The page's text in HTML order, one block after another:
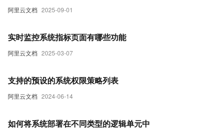
阿里云文档 2025-09-01
阿里云文档 2025-03-07
实时监控系统指标页面有哪些功能
阿里云文档 2024-06-14
支持的预设的系统权限策略列表
如何将系统部署在不同类型的逻辑单元中